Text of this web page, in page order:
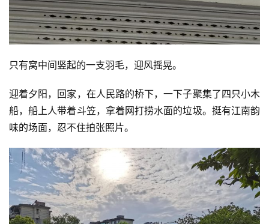
只有窝中间竖起的一支羽毛，迎风摇晃。
迎着夕阳，回家，在人民路的桥下，一下子聚集了四只小木
船，船上人带着斗笠，拿着网打捞水面的垃圾。挺有江南韵
味的场面，忍不住拍张照片。